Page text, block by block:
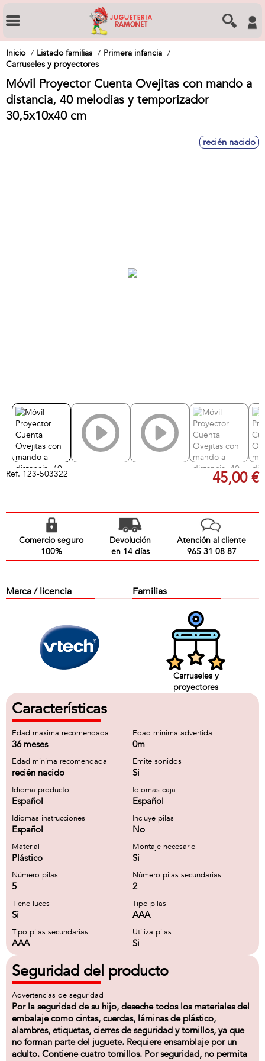
Inicio Listado familias
Primera infancia
Carruseles y proyectores
Móvil Proyector Cuenta Ovejitas con mando a
distancia, 40 melodias y temporizador
30,5x10x40 cm
recién nacido
Ref. 123-503322 45,00 €
Comercio seguro
100%
Devolución
en 14 días
Atención al cliente
965 31 08 87
Marca / licencia Familias
Carruseles y
proyectores
Características
Edad maxima recomendada
36 meses
Edad minima advertida
0m
Edad minima recomendada
recién nacido
Emite sonidos
Si
Idioma producto
Español
Idiomas caja
Español
Idiomas instrucciones
Español
Incluye pilas
No
Material
Plástico
Montaje necesario
Si
Número pilas
5
Número pilas secundarias
2
Tiene luces
Si
Tipo pilas
AAA
Tipo pilas secundarias
AAA
Utiliza pilas
Si
Seguridad del producto
Advertencias de seguridad
Por la seguridad de su hijo, deseche todos los materiales del
embalaje como cintas, cuerdas, láminas de plástico,
alambres, etiquetas, cierres de seguridad y tornillos, ya que
no forman parte del juguete. Requiere ensamblaje por un
adulto. Contiene cuatro tornillos. Por seguridad, no permita